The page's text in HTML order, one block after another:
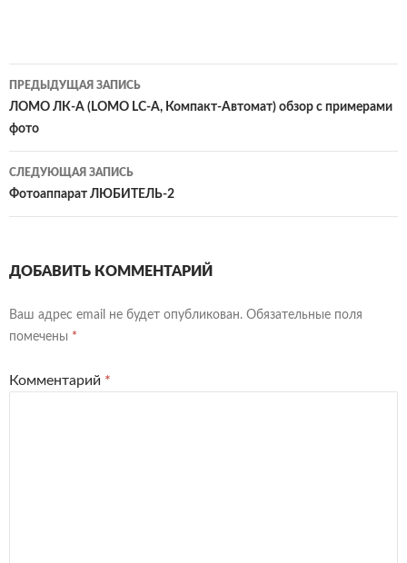
Навигация
по
записям
ПРЕДЫДУЩАЯ ЗАПИСЬ
ЛОМО ЛК-А (LOMO LC-A, Компакт-Автомат) обзор с примерами
фото
СЛЕДУЮЩАЯ ЗАПИСЬ
Фотоаппарат ЛЮБИТЕЛЬ-2
ДОБАВИТЬ КОММЕНТАРИЙ
Ваш адрес email не будет опубликован. Обязательные поля
помечены *
Комментарий *